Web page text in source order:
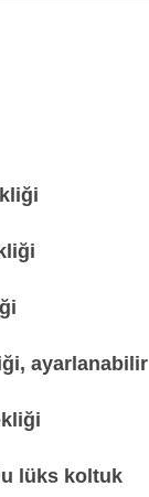
ayarlanabilir
lüks koltuk